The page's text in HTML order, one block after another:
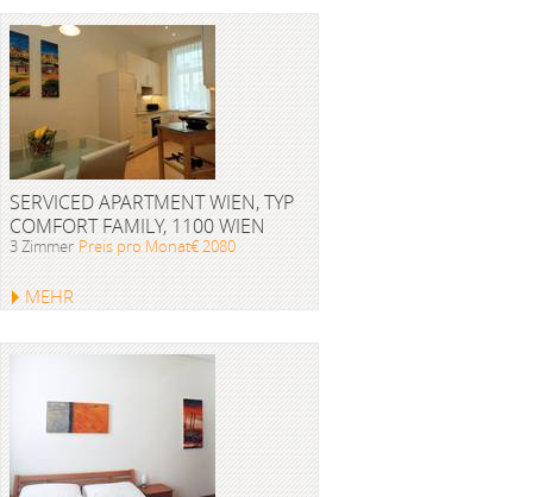
SERVICED APARTMENT WIEN, TYP
COMFORT FAMILY, 1100 WIEN
3 Zimmer Preis pro Monat€ 2080
MEHR